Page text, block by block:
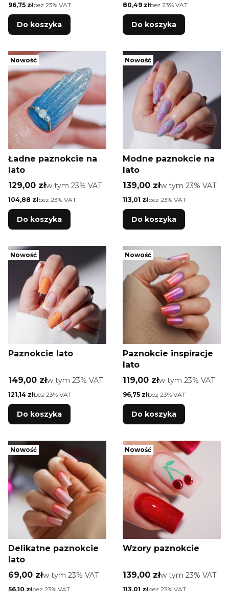
Cena netto
96,75 złbez 23% VAT
Do koszyka
Cena netto
80,49 złbez 23% VAT
Do koszyka
Nowość
Ładne paznokcie na
lato
Cena brutto
129,00 złw tym %s VAT
w tym 23% VAT
Cena netto
104,88 złbez 23% VAT
Do koszyka
Nowość
Modne paznokcie na
lato
Cena brutto
139,00 złw tym %s VAT
w tym 23% VAT
Cena netto
113,01 złbez 23% VAT
Do koszyka
Nowość
Paznokcie lato
Cena brutto
149,00 złw tym %s VAT
w tym 23% VAT
Cena netto
121,14 złbez 23% VAT
Do koszyka
Nowość
Paznokcie inspiracje
lato
Cena brutto
119,00 złw tym %s VAT
w tym 23% VAT
Cena netto
96,75 złbez 23% VAT
Do koszyka
Nowość
Delikatne paznokcie
lato
Cena brutto
69,00 złw tym %s VAT
w tym 23% VAT
Cena netto
56,10 złbez 23% VAT
Nowość
Wzory paznokcie
Cena brutto
139,00 złw tym %s VAT
w tym 23% VAT
Cena netto
113,01 złbez 23% VAT